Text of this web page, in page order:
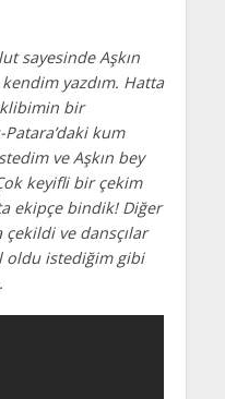
sayesinde Aşkın
yazdım. Hatta
klibimin bir
kum
ve Aşkın bey
keyifli bir çekim
ekipçe bindik! Diğer
ve dansçılar
oldu istediğim gibi